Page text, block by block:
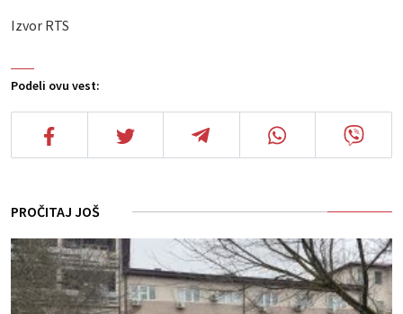
Podeli ovu vest:
Izvor RTS
PROČITAJ JOŠ